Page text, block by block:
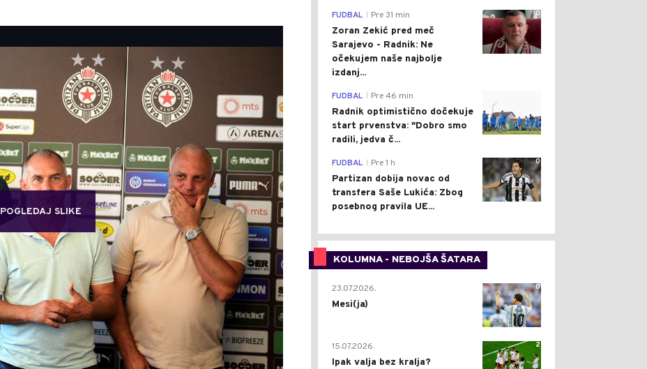
POGLEDAJ SLIKE
0
FUDBAL Pre 31 min
Zoran Zekić pred meč
Sarajevo - Radnik: Ne
očekujem naše najbolje
izdanj...
FUDBAL Pre 46 min
Radnik optimistično dočekuje
start prvenstva: "Dobro smo
radili, jedva č...
0
FUDBAL Pre 1 h
Partizan dobija novac od
transfera Saše Lukića: Zbog
posebnog pravila UE...
KOLUMNA - NEBOJŠA ŠATARA
0
23.07.2026.
Mesi(ja)
2
15.07.2026.
Ipak valja bez kralja?